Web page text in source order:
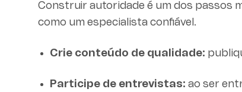
Construir autoridade é um dos passos
como um especialista confiável.
Crie conteúdo de qualidade:
Participe de entrevistas: ao ser